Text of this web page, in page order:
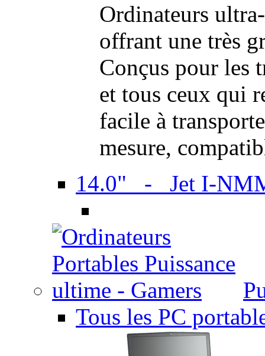
Ordinateurs
offrant une très
Conçus pour les
et tous ceux qui
facile à
mesure,
14.0" - Jet I-
Tous les PC